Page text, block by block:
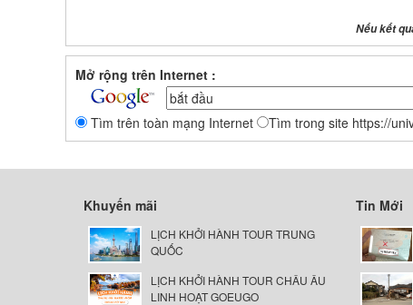
Nếu kết
Mở rộng trên Internet :
Tìm trên toàn mạng Internet Tìm trong site https://
Khuyến mãi
LỊCH KHỞI HÀNH TOUR TRUNG
QUỐC
LỊCH KHỞI HÀNH TOUR CHÂU ÂU
LINH HOẠT GOEUGO
Tin Mới